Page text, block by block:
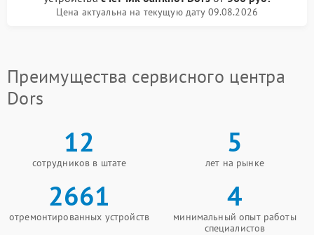
Цена актуальна на текущую дату 09.08.2026
Преимущества сервисного центра
Dors
12
сотрудников в штате
5
лет на рынке
2661
отремонтированных устройств
4
минимальный опыт работы
специалистов